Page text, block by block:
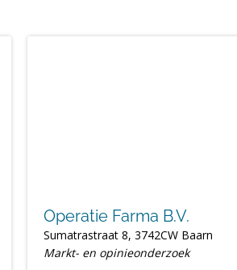
Operatie Farma B.V.
Sumatrastraat 8, 3742CW Baarn
Markt- en opinieonderzoek